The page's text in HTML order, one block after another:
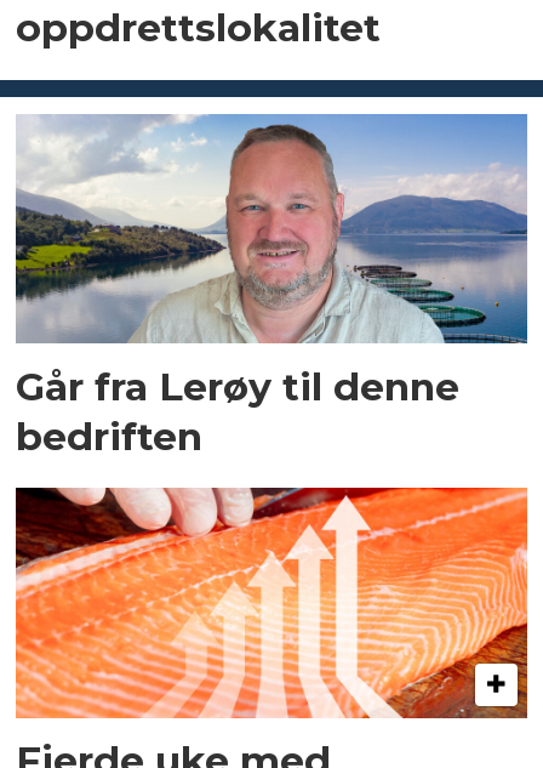
oppdrettslokalitet
Går fra Lerøy til denne
bedriften